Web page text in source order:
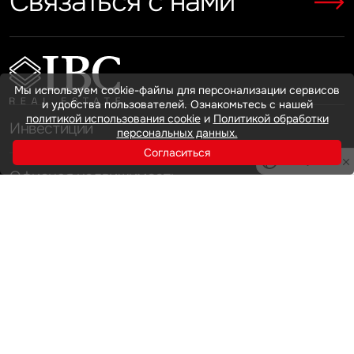
Показать больше
Инвестиции
Офисная недвижимость
Мы используем cookie-файлы для персонализации сервисов
и удобства пользователей. Ознакомьтесь с нашей
политикой использования cookieи Политикой обработки
персональных данных.
Согласиться